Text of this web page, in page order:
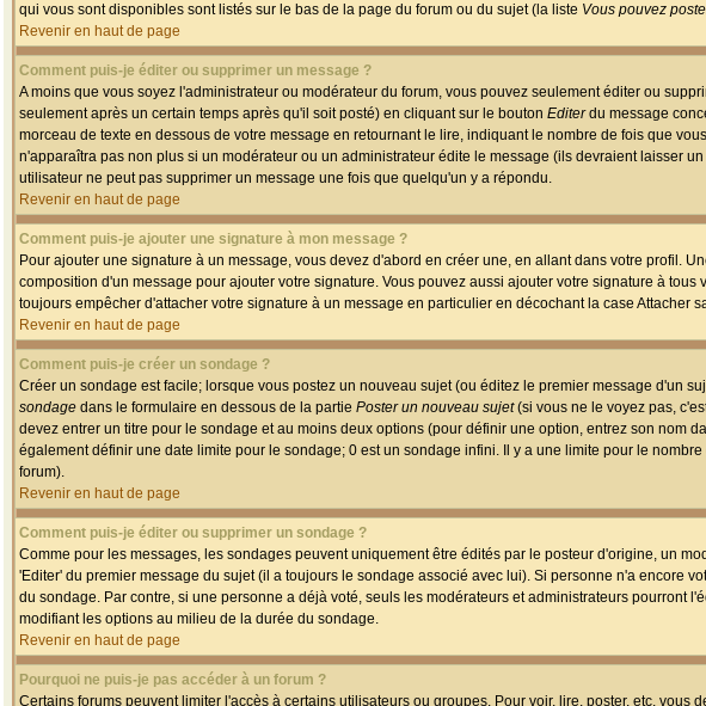
qui vous sont disponibles sont listés sur le bas de la page du forum ou du sujet (la liste Vous pouvez
Revenir en haut de page
Comment puis-je éditer ou supprimer un message ?
A moins que vous soyez l'administrateur ou modérateur du forum, vous pouvez seulement éditer ou
seulement après un certain temps après qu'il soit posté) en cliquant sur le bouton Editerdu message
morceau de texte en dessous de votre message en retournant le lire, indiquant le nombre de fois que
n'apparaîtra pas non plus si un modérateur ou un administrateur édite le message (ils devraient laisser
utilisateur ne peut pas supprimer un message une fois que quelqu'un y a répondu.
Revenir en haut de page
Comment puis-je ajouter une signature à mon message ?
Pour ajouter une signature à un message, vous devez d'abord en créer une, en allant dans votre profil.
composition d'un message pour ajouter votre signature. Vous pouvez aussi ajouter votre signature à
toujours empêcher d'attacher votre signature à un message en particulier en décochant la case Attacher
Revenir en haut de page
Comment puis-je créer un sondage ?
Créer un sondage est facile; lorsque vous postez un nouveau sujet (ou éditez le premier message d'un
sondage dans le formulaire en dessous de la partie Poster un nouveau sujet(si vous ne le voyez pas,
devez entrer un titre pour le sondage et au moins deux options (pour définir une option, entrez son nom
également définir une date limite pour le sondage; 0 est un sondage infini. Il y a une limite pour le
forum).
Revenir en haut de page
Comment puis-je éditer ou supprimer un sondage ?
Comme pour les messages, les sondages peuvent uniquement être édités par le posteur d'origine, un
'Editer' du premier message du sujet (il a toujours le sondage associé avec lui). Si personne n'a encore
du sondage. Par contre, si une personne a déjà voté, seuls les modérateurs et administrateurs pourront
modifiant les options au milieu de la durée du sondage.
Revenir en haut de page
Pourquoi ne puis-je pas accéder à un forum ?
Certains forums peuvent limiter l'accès à certains utilisateurs ou groupes. Pour voir, lire, poster, etc.